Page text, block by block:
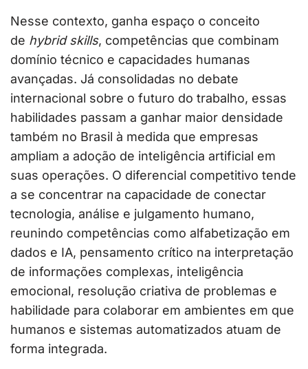
Nesse contexto, ganha espaço o conceito
de hybrid skills, competências que combinam
domínio técnico e capacidades humanas
avançadas. Já consolidadas no debate
internacional sobre o futuro do trabalho, essas
habilidades passam a ganhar maior densidade
também no Brasil à medida que empresas
ampliam a adoção de inteligência artificial em
suas operações. O diferencial competitivo tende
a se concentrar na capacidade de conectar
tecnologia, análise e julgamento humano,
reunindo competências como alfabetização em
dados e IA, pensamento crítico na interpretação
de informações complexas, inteligência
emocional, resolução criativa de problemas e
habilidade para colaborar em ambientes em que
humanos e sistemas automatizados atuam de
forma integrada.